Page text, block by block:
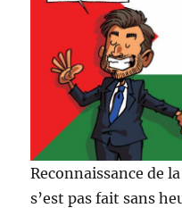
Reconnaissance de
s’est pas fait sans